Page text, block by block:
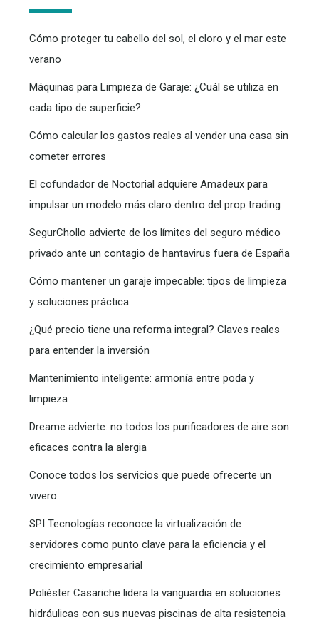
Cómo proteger tu cabello del sol, el cloro y el mar este
verano
Máquinas para Limpieza de Garaje: ¿Cuál se utiliza en
cada tipo de superficie?
Cómo calcular los gastos reales al vender una casa sin
cometer errores
El cofundador de Noctorial adquiere Amadeux para
impulsar un modelo más claro dentro del prop trading
SegurChollo advierte de los límites del seguro médico
privado ante un contagio de hantavirus fuera de España
Cómo mantener un garaje impecable: tipos de limpieza
y soluciones práctica
¿Qué precio tiene una reforma integral? Claves reales
para entender la inversión
Mantenimiento inteligente: armonía entre poda y
limpieza
Dreame advierte: no todos los purificadores de aire son
eficaces contra la alergia
Conoce todos los servicios que puede ofrecerte un
vivero
SPI Tecnologías reconoce la virtualización de
servidores como punto clave para la eficiencia y el
crecimiento empresarial
Poliéster Casariche lidera la vanguardia en soluciones
hidráulicas con sus nuevas piscinas de alta resistencia